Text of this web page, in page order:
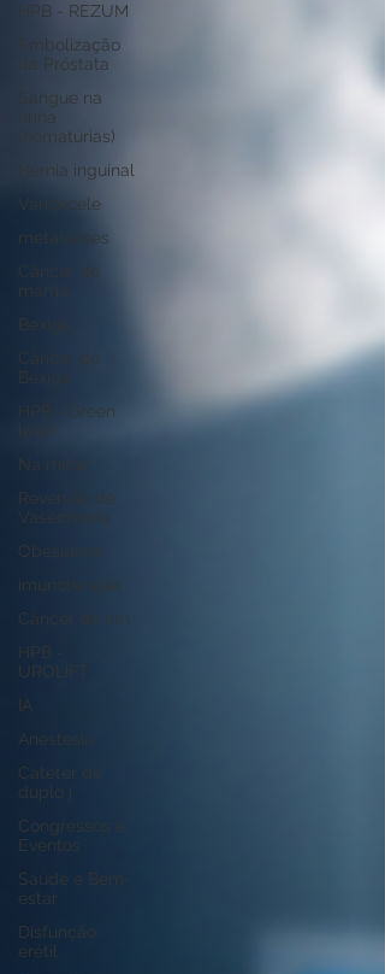
HPB - REZUM
Embolização
da Próstata
Sangue na
urina
(hematúrias)
Hérnia inguinal
Varicocele
metástases
Câncer de
mama
Bexiga
Câncer de
HPB - Green
Na mídia
Reversão de
Vasectomia
Obesidade
imunoterapia
Câncer de rim
HPB -
UROLIFT
IA
Anestesia
Cateter de
duplo j
Congressos e
Eventos
Saúde e Bem-
estar
Disfunção
erétil